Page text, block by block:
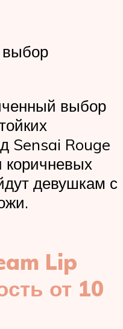
выбор
Sensai Rouge
коричневых
девушкам с
Lip
от 10